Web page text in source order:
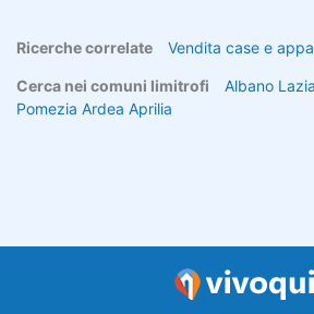
Ricerche correlate Vendita case e
Cerca nei comuni limitrofi Albano
Pomezia Ardea Aprilia